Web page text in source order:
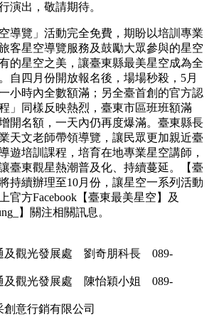
演出，敬請期待。
導覽」活動完全免費，期盼以培訓專業
客星空導覽服務及鼓勵大眾參與的星空
的星空之美，讓臺東縣最美星空成為全
自四月份開放報名後，場場秒殺，5月
小時內全數額滿；另全臺首創的官方認
」同樣反映熱烈，臺東市區班班額滿
開名額，一天內仍再度爆滿。臺東縣長
天文老師帶領導覽，讓民眾更加親近臺
遊培訓課程，培育在地專業星空講師，
臺東觀星熱潮普及化、持續蔓延。【臺
持續辦理至10月份，讓星空一系列活動
官方Facebook【臺東最美星空】及
】關注相關訊息。
及觀光發展處 劉奇朋科長 089-
及觀光發展處 陳怡穎小姐 089-
意行銷有限公司